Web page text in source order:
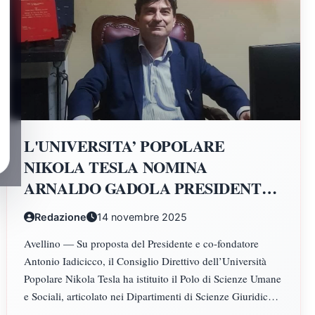
L'UNIVERSITA’ POPOLARE
NIKOLA TESLA NOMINA
ARNALDO GADOLA PRESIDENTE
E DIRETTORE DEI DIPARTIMENTI
DI SCIENZE GIURIDICHE,
ECONOMICHE, SCIENZE
POLITICHE, PSICOLOGIA,
SCIENZE UMANE, FILOSOFIA E
Redazione 14 novembre 2025
Avellino — Su proposta del Presidente e co-fondatore
Antonio Iadicicco, il Consiglio Direttivo dell’Università
Popolare Nikola Tesla ha istituito il Polo di Scienze Umane
e Sociali, articolato nei Dipartimenti di Scienze Giuridiche